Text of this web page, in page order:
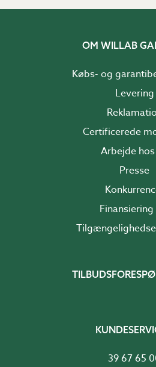
OM WILLAB
Købs- og
Levering
Certificerede
Arbejde
Presse
Finansiering
39 67 65